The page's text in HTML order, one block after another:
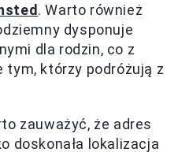
. Warto również
dysponuje
dla rodzin, co z
tym, którzy podróżują z
zauważyć, że adres
doskonała lokalizacja